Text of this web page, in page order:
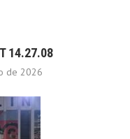
14.27.08
de 2026